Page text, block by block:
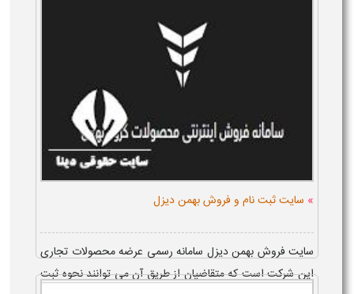
» سایت ثبت نام و فروش بهمن دیزل
سایت فروش بهمن دیزل سامانه رسمی عرضه محصولات تجاری
این شرکت است که متقاضیان از طریق آن می توانند نحوه ثبت